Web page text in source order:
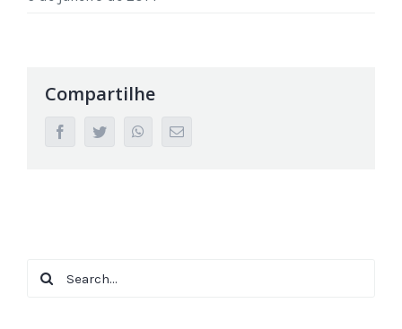
Compartilhe
facebooktwitter whatsappEmail
Search